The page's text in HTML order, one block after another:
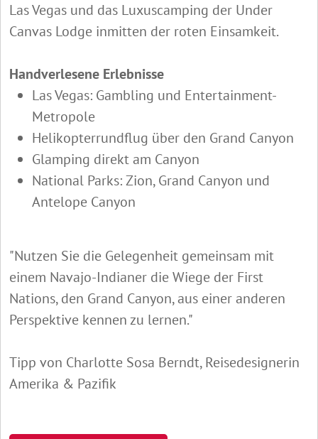
Las Vegas und das Luxuscamping der Under
Canvas Lodge inmitten der roten Einsamkeit.
Handverlesene Erlebnisse
Las Vegas: Gambling und Entertainment-
Metropole
Helikopterrundflug über den Grand Canyon
Glamping direkt am Canyon
National Parks: Zion, Grand Canyon und
Antelope Canyon
"Nutzen Sie die Gelegenheit gemeinsam mit
einem Navajo-Indianer die Wiege der First
Nations, den Grand Canyon, aus einer anderen
Perspektive kennen zu lernen."
Tipp von Charlotte Sosa Berndt, Reisedesignerin
Amerika & Pazifik